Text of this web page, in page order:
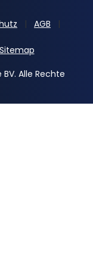
AGB
Sitemap
Alle Rechte